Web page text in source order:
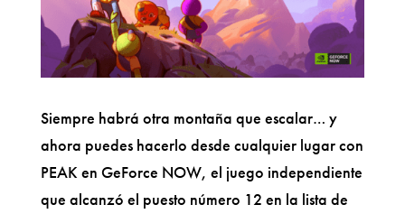
Siempre habrá otra montaña que escalar… y
ahora puedes hacerlo desde cualquier lugar con
PEAK en GeForce NOW, el juego independiente
que alcanzó el puesto número 12 en la lista de